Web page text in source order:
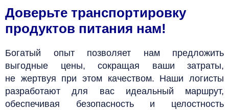
Доверьте транспортировку
продуктов питания нам!
Богатый опыт позволяет нам предложить
выгодные цены, сокращая ваши затраты,
не жертвуя при этом качеством. Наши логисты
разработают для вас идеальный маршрут,
обеспечивая безопасность и целостность